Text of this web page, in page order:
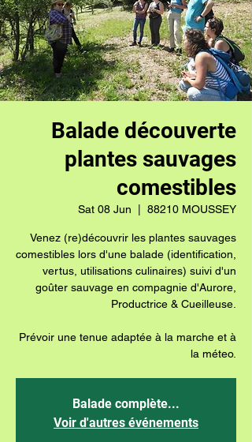
Balade découverte
plantes sauvages
comestibles
Sat 08 Jun 88210 MOUSSEY
Venez (re)découvrir les plantes sauvages
comestibles lors d'une balade (identification,
vertus, utilisations culinaires) suivi d'un
goûter sauvage en compagnie d'Aurore,
Productrice & Cueilleuse.
Prévoir une tenue adaptée à la marche et à
la méteo.
Balade complète...
Voir d'autres événements